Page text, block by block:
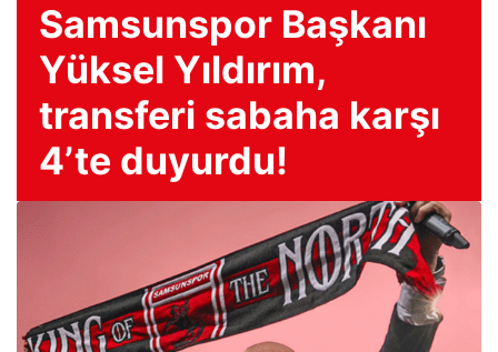
Samsunspor Başkanı
Yüksel Yıldırım,
transferi sabaha karşı
4’te duyurdu!